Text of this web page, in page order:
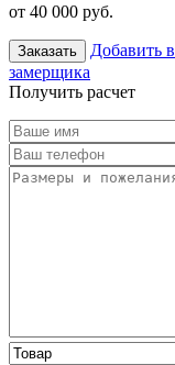
от 40 000 руб.
Заказать Добавить
замерщика
Получить расчет